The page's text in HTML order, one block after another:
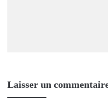
Laisser un